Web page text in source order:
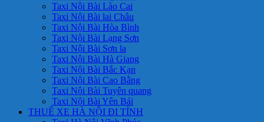
Taxi Nội Bài Lào Cai
Taxi Nội Bài lai Châu
Taxi Nội Bài Hòa Bình
Taxi Nội Bài Lạng Sơn
Taxi Nội Bài Sơn la
Taxi Nội Bài Hà Giang
Taxi Nội Bài Bắc Kạn
Taxi Nội Bài Cao Bằng
Taxi Nội Bài Tuyên quang
Taxi Nội Bài Yên Bái
THUÊ XE HÀ NỘI ĐI TỈNH